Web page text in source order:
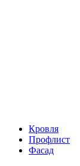
Кровля
Профлист
Фасад